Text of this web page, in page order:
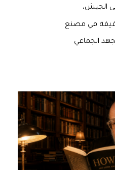
الجيش،
في مصنع
الجماعي